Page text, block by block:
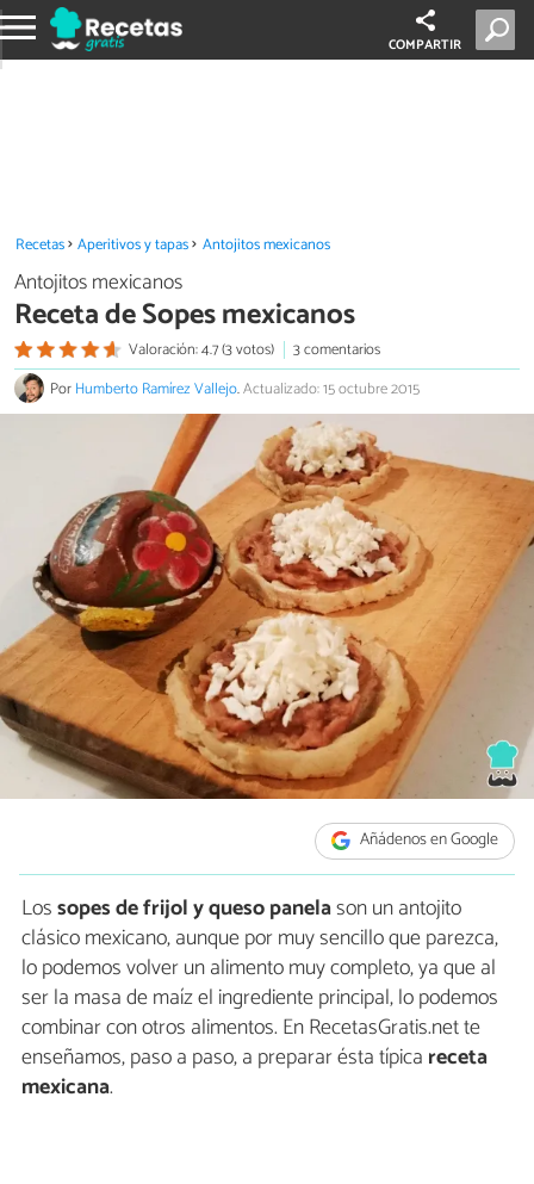
COMPARTIR
Recetas Aperitivos y tapas Antojitos mexicanos
Antojitos mexicanos
Receta de Sopes mexicanos
Valoración: 4.7 (3 votos)
3 comentarios
PorHumberto Ramírez Vallejo.Actualizado: 15 octubre 2015
Añádenos en Google
Lossopes de frijol y queso panelason un antojito
clásico mexicano, aunque por muy sencillo que parezca,
lo podemos volver un alimento muy completo, ya que al
ser la masa de maíz el ingrediente principal, lo podemos
combinar con otros alimentos. En RecetasGratis.net te
enseñamos, paso a paso, a preparar ésta típica receta
mexicana.